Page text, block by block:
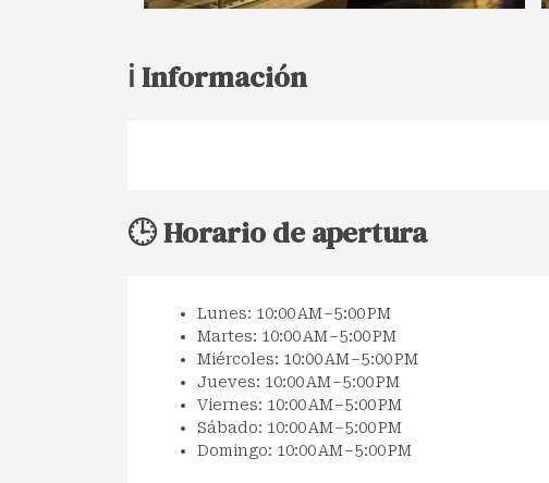
ℹ️ Información
🕒 Horario de apertura
Lunes: 10:00 AM – 5:00 PM
Martes: 10:00 AM – 5:00 PM
Miércoles: 10:00 AM – 5:00 PM
Jueves: 10:00 AM – 5:00 PM
Viernes: 10:00 AM – 5:00 PM
Sábado: 10:00 AM – 5:00 PM
Domingo: 10:00 AM – 5:00 PM